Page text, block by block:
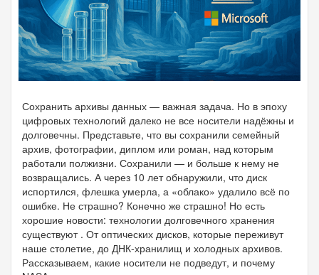
Сохранить архивы данных — важная задача. Но в эпоху
цифровых технологий далеко не все носители надёжны и
долговечны. Представьте, что вы сохранили семейный
архив, фотографии, диплом или роман, над которым
работали полжизни. Сохранили — и больше к нему не
возвращались. А через 10 лет обнаружили, что диск
испортился, флешка умерла, а «облако» удалило всё по
ошибке. Не страшно? Конечно же страшно! Но есть
хорошие новости: технологии долговечного хранения
существуют . От оптических дисков, которые переживут
наше столетие, до ДНК-хранилищ и холодных архивов.
Рассказываем, какие носители не подведут, и почему